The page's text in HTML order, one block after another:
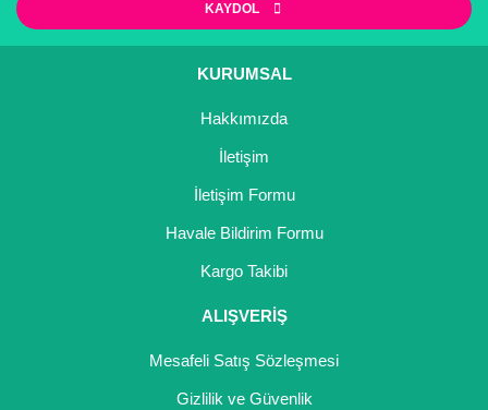
KAYDOL
KURUMSAL
Hakkımızda
İletişim
İletişim Formu
Havale Bildirim Formu
Kargo Takibi
ALIŞVERİŞ
Mesafeli Satış Sözleşmesi
Gizlilik ve Güvenlik